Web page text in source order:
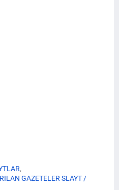
GAZETELER SLAYT /